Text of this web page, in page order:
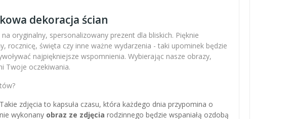
dekoracja ścian
oryginalny, spersonalizowany prezent dla bliskich. Pięknie
rocznicę, święta czy inne ważne wydarzenia - taki upominek będzie
najpiękniejsze wspomnienia. Wybierając nasze obrazy,
Twoje oczekiwania.
zdjęcia to kapsuła czasu, która każdego dnia przypomina o
wykonany obraz ze zdjęcia rodzinnego będzie wspaniałą ozdobą